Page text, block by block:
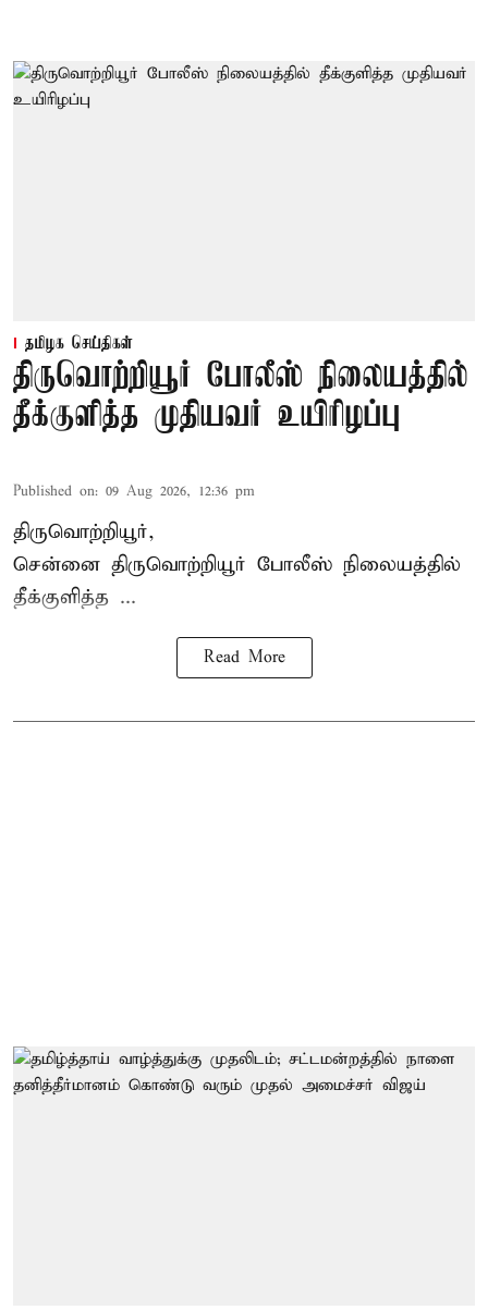
தமிழக செய்திகள்
திருவொற்றியூர் போலீஸ் நிலையத்தில்
தீக்குளித்த முதியவர் உயிரிழப்பு
Published on: 09 Aug 2026, 12:36 pm
திருவொற்றியூர்,
சென்னை திருவொற்றியூர் போலீஸ் நிலையத்தில்
தீக்குளித்த ...
Read More